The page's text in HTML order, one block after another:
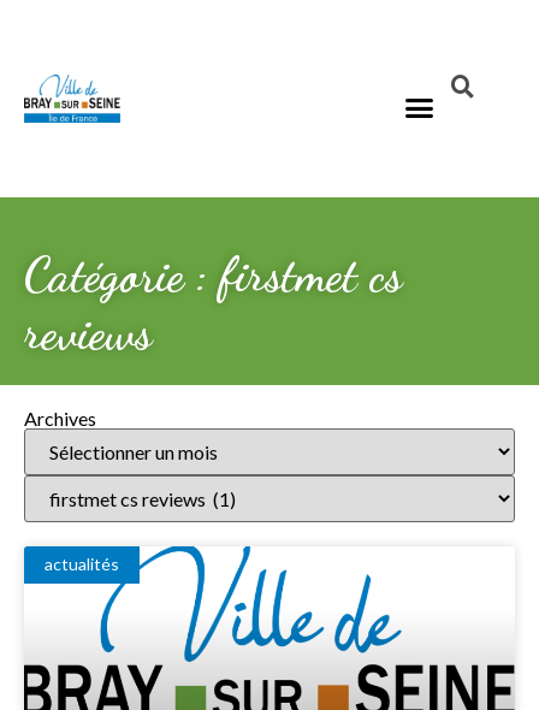
Catégorie : firstmet cs
reviews
Archives
actualités